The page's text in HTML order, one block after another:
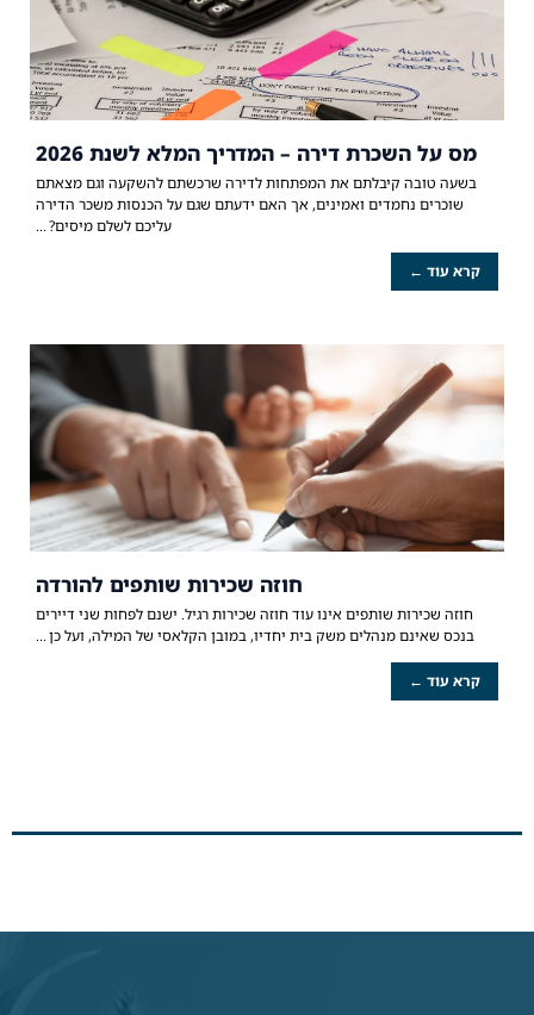
מס על השכרת דירה – המדריך המלא לשנת 2026
בשעה טובה קיבלתם את המפתחות לדירה שרכשתם להשקעה וגם מצאתם
שוכרים נחמדים ואמינים, אך האם ידעתם שגם על הכנסות משכר הדירה
עליכם לשלם מיסים?
קרא עוד ←
חוזה שכירות שותפים להורדה
חוזה שכירות שותפים אינו עוד חוזה שכירות רגיל. ישנם לפחות שני דיירים
בנכס שאינם מנהלים משק בית יחדיו, במובן הקלאסי של המילה, ועל כן
קרא עוד ←